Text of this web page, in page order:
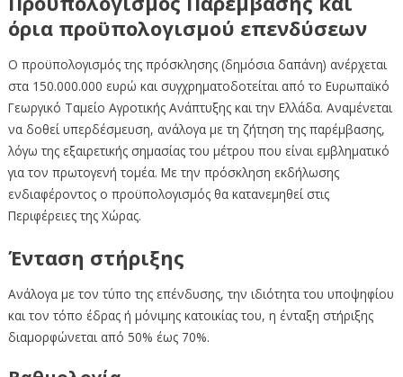
όρια προϋπολογισμού επενδύσεων
Ο προϋπολογισμός της πρόσκλησης (δημόσια δαπάνη) ανέρχεται
στα 150.000.000 ευρώ και συγχρηματοδοτείται από το Ευρωπαϊκό
Γεωργικό Ταμείο Αγροτικής Ανάπτυξης και την Ελλάδα. Αναμένεται
να δοθεί υπερδέσμευση, ανάλογα με τη ζήτηση της παρέμβασης,
λόγω της εξαιρετικής σημασίας του μέτρου που είναι εμβληματικό
για τον πρωτογενή τομέα. Με την πρόσκληση εκδήλωσης
ενδιαφέροντος ο προϋπολογισμός θα κατανεμηθεί στις
Περιφέρειες της Χώρας.
Ένταση στήριξης
Ανάλογα με τον τύπο της επένδυσης, την ιδιότητα του υποψηφίου
και τον τόπο έδρας ή μόνιμης κατοικίας του, η ένταξη στήριξης
διαμορφώνεται από 50% έως 70%.